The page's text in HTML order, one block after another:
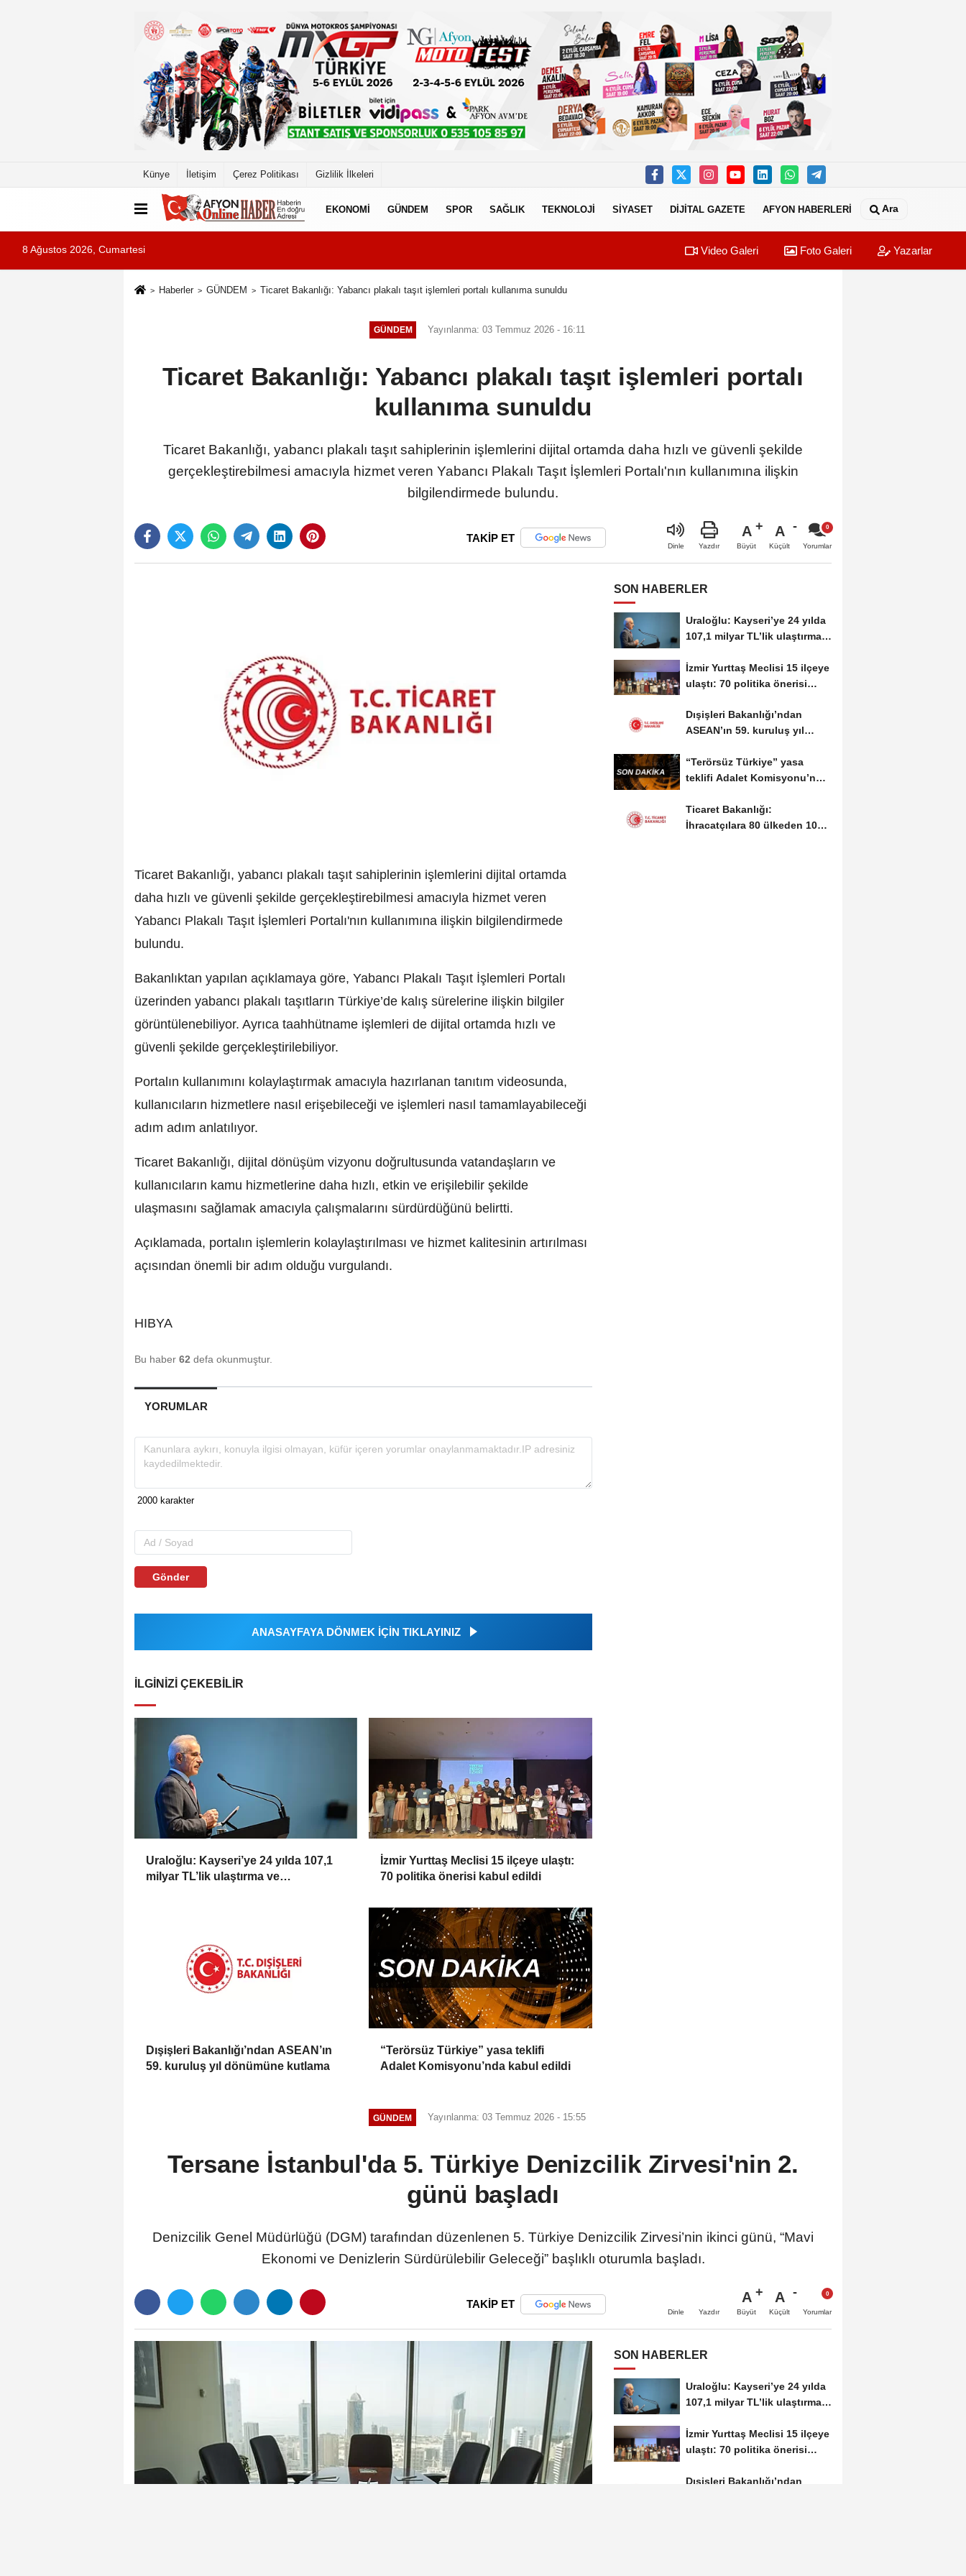
Künye İletişim Çerez Politikası Gizlilik İlkeleri
EKONOMİ GÜNDEM SPOR SAĞLIK TEKNOLOJİ SİYASET DİJİTAL GAZETE AFYON HABERLERİ Ara
8 Ağustos 2026, Cumartesi Video Galeri Foto Galeri Yazarlar
Haberler GÜNDEM Ticaret Bakanlığı: Yabancı plakalı taşıt işlemleri portalı kullanıma sunuldu
GÜNDEM Yayınlanma: 03 Temmuz 2026 - 16:11
Ticaret Bakanlığı: Yabancı plakalı taşıt işlemleri portalı
kullanıma sunuldu
Ticaret Bakanlığı, yabancı plakalı taşıt sahiplerinin işlemlerini dijital ortamda daha hızlı ve güvenli şekilde
gerçekleştirebilmesi amacıyla hizmet veren Yabancı Plakalı Taşıt İşlemleri Portalı'nın kullanımına ilişkin
bilgilendirmede bulundu.
TAKİP ET
Dinle Yazdır
A
Büyüt
A
Küçült Yorumlar
Ticaret Bakanlığı, yabancı plakalı taşıt sahiplerinin işlemlerini dijital ortamda
daha hızlı ve güvenli şekilde gerçekleştirebilmesi amacıyla hizmet veren
Yabancı Plakalı Taşıt İşlemleri Portalı'nın kullanımına ilişkin bilgilendirmede
bulundu.
Bakanlıktan yapılan açıklamaya göre, Yabancı Plakalı Taşıt İşlemleri Portalı
üzerinden yabancı plakalı taşıtların Türkiye’de kalış sürelerine ilişkin bilgiler
görüntülenebiliyor. Ayrıca taahhütname işlemleri de dijital ortamda hızlı ve
güvenli şekilde gerçekleştirilebiliyor.
Portalın kullanımını kolaylaştırmak amacıyla hazırlanan tanıtım videosunda,
kullanıcıların hizmetlere nasıl erişebileceği ve işlemleri nasıl tamamlayabileceği
adım adım anlatılıyor.
Ticaret Bakanlığı, dijital dönüşüm vizyonu doğrultusunda vatandaşların ve
kullanıcıların kamu hizmetlerine daha hızlı, etkin ve erişilebilir şekilde
ulaşmasını sağlamak amacıyla çalışmalarını sürdürdüğünü belirtti.
Açıklamada, portalın işlemlerin kolaylaştırılması ve hizmet kalitesinin artırılması
açısından önemli bir adım olduğu vurgulandı.
HIBYA
Bu haber 62 defa okunmuştur.
YORUMLAR
Gönder
ANASAYFAYA DÖNMEK İÇİN TIKLAYINIZ
İLGINIZI ÇEKEBILIR
Uraloğlu: Kayseri’ye 24 yılda 107,1
milyar TL’lik ulaştırma ve
İzmir Yurttaş Meclisi 15 ilçeye ulaştı:
70 politika önerisi kabul edildi
Dışişleri Bakanlığı’ndan ASEAN’ın
59. kuruluş yıl dönümüne kutlama
“Terörsüz Türkiye” yasa teklifi
Adalet Komisyonu’nda kabul edildi
SON HABERLER
Uraloğlu: Kayseri’ye 24 yılda
107,1 milyar TL’lik ulaştırma
İzmir Yurttaş Meclisi 15 ilçeye
ulaştı: 70 politika önerisi
Dışişleri Bakanlığı’ndan
ASEAN’ın 59. kuruluş yıl
“Terörsüz Türkiye” yasa
teklifi Adalet Komisyonu’nda
Ticaret Bakanlığı:
İhracatçılara 80 ülkeden 107
GÜNDEM Yayınlanma: 03 Temmuz 2026 - 15:55
Tersane İstanbul'da 5. Türkiye Denizcilik Zirvesi'nin 2.
günü başladı
Denizcilik Genel Müdürlüğü (DGM) tarafından düzenlenen 5. Türkiye Denizcilik Zirvesi’nin ikinci günü, “Mavi
Ekonomi ve Denizlerin Sürdürülebilir Geleceği” başlıklı oturumla başladı.
TAKİP ET
Dinle Yazdır
A
Büyüt
A
Küçült Yorumlar
SON HABERLER
Uraloğlu: Kayseri’ye 24 yılda
107,1 milyar TL’lik ulaştırma
İzmir Yurttaş Meclisi 15 ilçeye
ulaştı: 70 politika önerisi
Dışişleri Bakanlığı’ndan